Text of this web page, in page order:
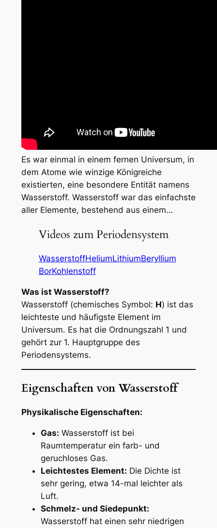
Es war einmal in einem fernen Universum, in
dem Atome wie winzige Königreiche
existierten, eine besondere Entität namens
Wasserstoff. Wasserstoff war das einfachste
aller Elemente, bestehend aus einem…
Videos zum Periodensystem
WasserstoffHeliumLithiumBeryllium
BorKohlenstoff
Was ist Wasserstoff?
Wasserstoff (chemisches Symbol: H) ist das
leichteste und häufigste Element im
Universum. Es hat die Ordnungszahl 1 und
gehört zur 1. Hauptgruppe des
Periodensystems.
Eigenschaften von Wasserstoff
Physikalische Eigenschaften:
Gas: Wasserstoff ist bei
Raumtemperatur ein farb- und
geruchloses Gas.
Leichtestes Element: Die Dichte ist
sehr gering, etwa 14-mal leichter als
Luft.
Schmelz- und Siedepunkt:
Wasserstoff hat einen sehr niedrigen